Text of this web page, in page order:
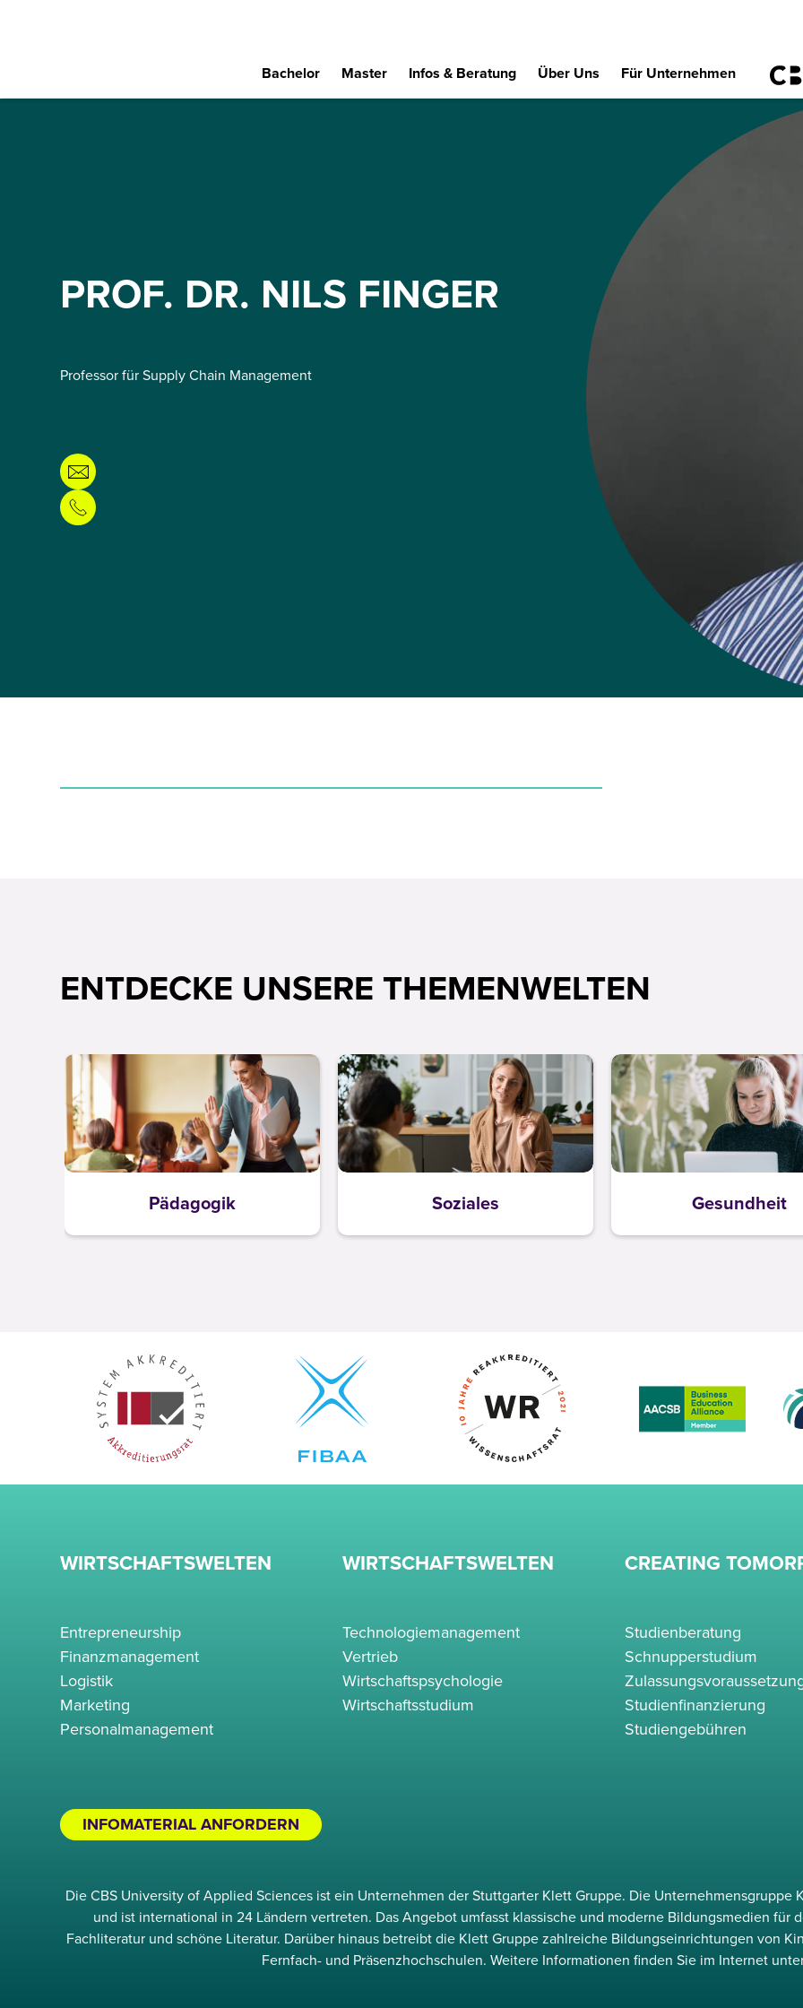
Bachelor Master Infos & Beratung Über Uns Für Unternehmen
PROF. DR. NILS FINGER
Professor für Supply Chain Management
ENTDECKE UNSERE THEMENWELTEN
Pädagogik Soziales Gesundheit
WIRTSCHAFTSWELTEN
Entrepreneurship
Finanzmanagement
Logistik
Marketing
Personalmanagement
WIRTSCHAFTSWELTEN
Technologiemanagement
Vertrieb
Wirtschaftspsychologie
Wirtschaftsstudium
CREATING
Studienberatung
Schnupperstudium
Studienfinanzierung
Studiengebühren
INFOMATERIAL ANFORDERN
Die CBS University of Applied Sciences ist ein Unternehmen der Stuttgarter Klett Gruppe. Die
und ist international in 24 Ländern vertreten. Das Angebot umfasst klassische und moderne Bildungsmedien
Fachliteratur und schöne Literatur. Darüber hinaus betreibt die Klett Gruppe zahlreiche Bildungseinrichtungen von
Fernfach- und Präsenzhochschulen. Weitere Informationen finden Sie im Internet